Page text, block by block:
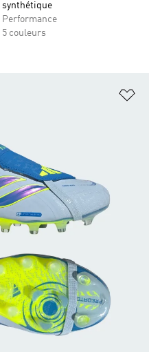
synthétique
Performance
5 couleurs